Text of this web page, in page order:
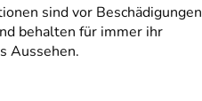
sind vor Beschädigungen
behalten für immer ihr
Aussehen.